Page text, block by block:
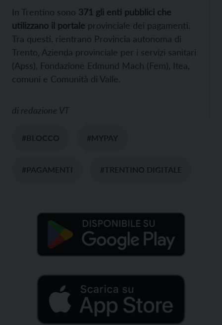
In Trentino sono 371 gli enti pubblici che
utilizzano il portale provinciale dei pagamenti.
Tra questi, rientrano Provincia autonoma di
Trento, Azienda provinciale per i servizi sanitari
(Apss), Fondazione Edmund Mach (Fem), Itea,
comuni e Comunità di Valle.
di redazione VT
#BLOCCO #MYPAY
#PAGAMENTI #TRENTINO DIGITALE